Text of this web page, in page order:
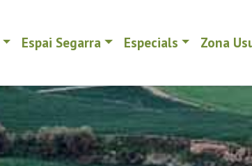
Espai Segarra Especials Zona